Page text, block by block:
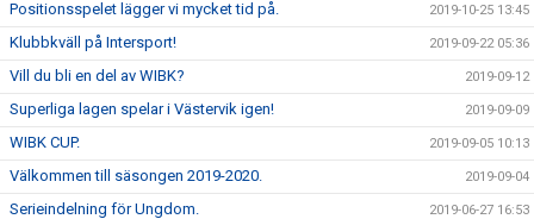
Positionsspelet lägger vi mycket tid på. 2019-10-25 13:45
Klubbkväll på Intersport! 2019-09-22 05:36
Vill du bli en del av WIBK? 2019-09-12
Superliga lagen spelar i Västervik igen! 2019-09-09
WIBK CUP. 2019-09-05 10:13
Välkommen till säsongen 2019-2020. 2019-09-04
Serieindelning för Ungdom. 2019-06-27 16:53